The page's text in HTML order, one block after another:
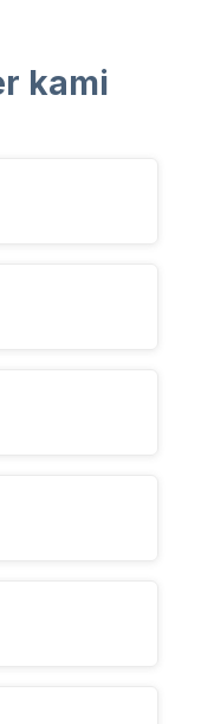
kami